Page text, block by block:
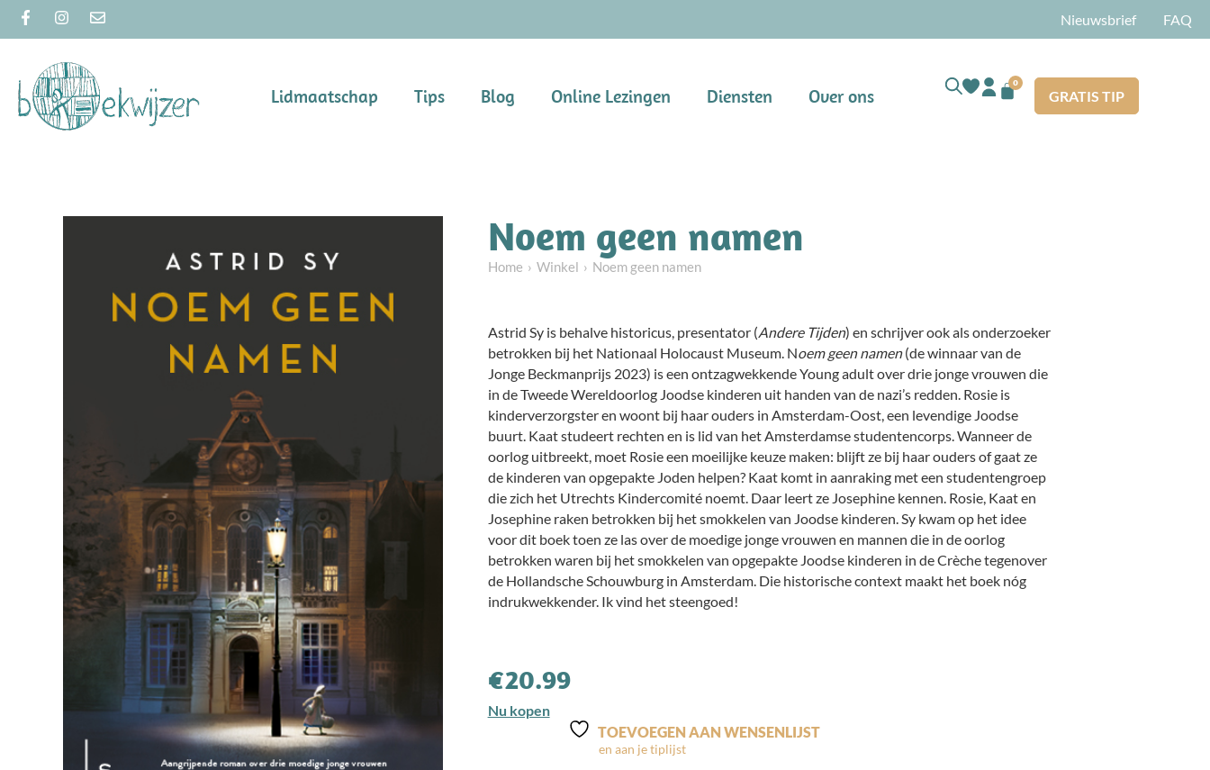
Nieuwsbrief FAQ
Lidmaatschap Tips Blog Online Lezingen Diensten Over ons
0
GRATIS TIP
Noem geen namen
Home Winkel Noem geen namen
Astrid Sy is behalve historicus, presentator (Andere Tijden) en schrijver ook als onderzoeker
betrokken bij het Nationaal Holocaust Museum. Noem geen namen(de winnaar van de
Jonge Beckmanprijs 2023) is een ontzagwekkende Young adult over drie jonge vrouwen die
in de Tweede Wereldoorlog Joodse kinderen uit handen van de nazi’s redden. Rosie is
kinderverzorgster en woont bij haar ouders in Amsterdam-Oost, een levendige Joodse
buurt. Kaat studeert rechten en is lid van het Amsterdamse studentencorps. Wanneer de
oorlog uitbreekt, moet Rosie een moeilijke keuze maken: blijft ze bij haar ouders of gaat ze
de kinderen van opgepakte Joden helpen? Kaat komt in aanraking met een studentengroep
die zich het Utrechts Kindercomité noemt. Daar leert ze Josephine kennen. Rosie, Kaat en
Josephine raken betrokken bij het smokkelen van Joodse kinderen. Sy kwam op het idee
voor dit boek toen ze las over de moedige jonge vrouwen en mannen die in de oorlog
betrokken waren bij het smokkelen van opgepakte Joodse kinderen in de Crèche tegenover
de Hollandsche Schouwburg in Amsterdam. Die historische context maakt het boek nóg
indrukwekkender. Ik vind het steengoed!
€20.99
Nu kopen
TOEVOEGEN AAN WENSENLIJST